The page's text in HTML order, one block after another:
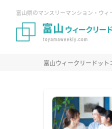
富山県のマンスリーマンション・ウィ
富山ウィークリードット